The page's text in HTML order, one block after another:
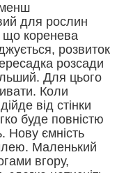
для рослин
що коренева
розвиток
розсади
Для цього
Коли
від стінки
буде повністю
Нову ємність
Маленький
вгору,